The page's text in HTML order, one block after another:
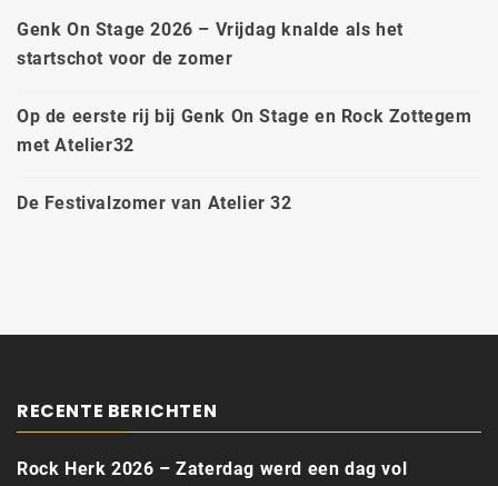
Genk On Stage 2026 – Vrijdag knalde als het
startschot voor de zomer
Op de eerste rij bij Genk On Stage en Rock Zottegem
met Atelier32
De Festivalzomer van Atelier 32
RECENTE BERICHTEN
Rock Herk 2026 – Zaterdag werd een dag vol